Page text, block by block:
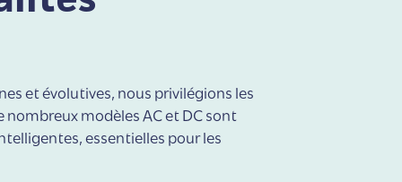
et évolutives, nous privilégions les
nombreux modèles AC et DC sont
essentielles pour les